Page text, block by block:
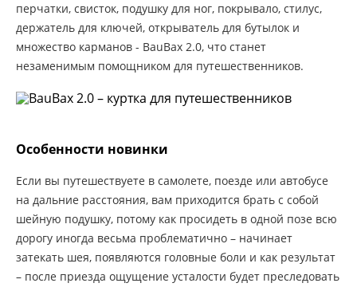
перчатки, свисток, подушку для ног, покрывало, стилус,
держатель для ключей, открыватель для бутылок и
множество карманов - BauBax 2.0, что станет
незаменимым помощником для путешественников.
Особенности новинки
Если вы путешествуете в самолете, поезде или автобусе
на дальние расстояния, вам приходится брать с собой
шейную подушку, потому как просидеть в одной позе всю
дорогу иногда весьма проблематично – начинает
затекать шея, появляются головные боли и как результат
– после приезда ощущение усталости будет преследовать